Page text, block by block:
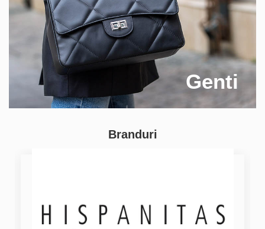
Genti
Branduri